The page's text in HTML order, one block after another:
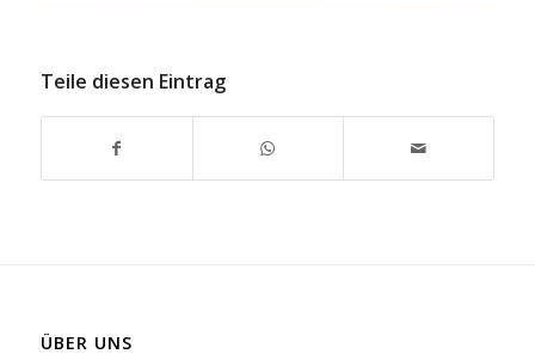
Teile diesen Eintrag
ÜBER UNS